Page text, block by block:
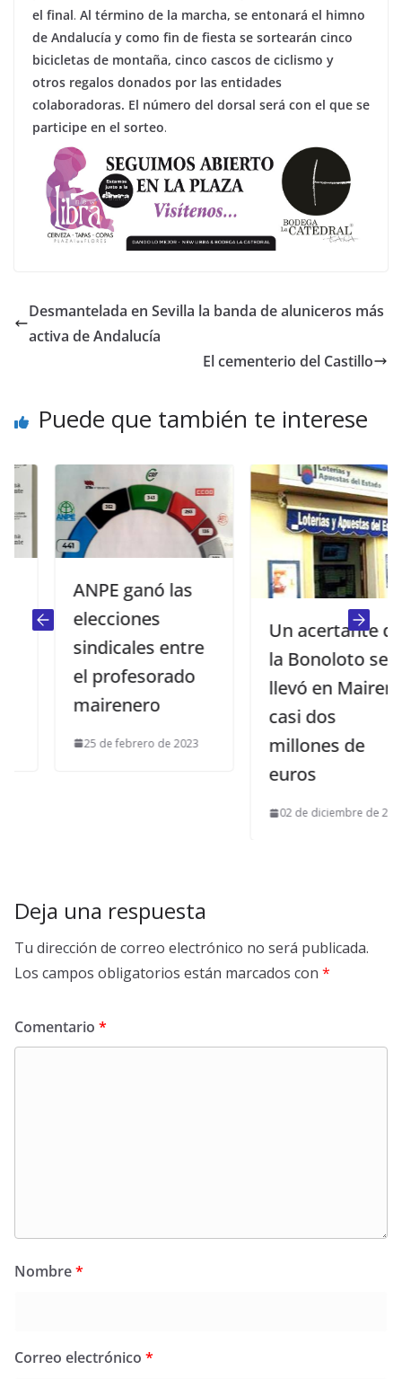
el final. Al término de la marcha, se entonará el himno
de Andalucía y como fin de fiesta se sortearán cinco
bicicletas de montaña, cinco cascos de ciclismo y
otros regalos donados por las entidades
colaboradoras. El número del dorsal será con el que se
participe en el sorteo.
Desmantelada en Sevilla la banda de aluniceros más
activa de Andalucía
El cementerio del Castillo
Puede que también te interese
ANPE ganó las
elecciones
sindicales entre
el profesorado
mairenero
25 de febrero de 2023
Un acertante de
la Bonoloto se
llevó en Mairena
casi dos
millones de
euros
02 de diciembre de 2023
Deja una respuesta
Tu dirección de correo electrónico no será publicada.
Los campos obligatorios están marcados con *
Comentario *
Nombre*
Correo electrónico *